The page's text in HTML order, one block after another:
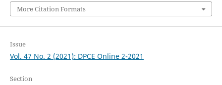
More Citation Formats
Issue
Vol. 47 No. 2 (2021): DPCE Online 2-2021
Section